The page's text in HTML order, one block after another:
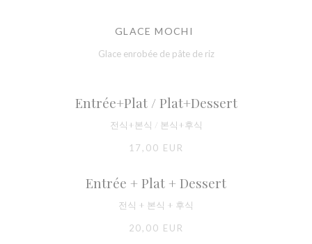
GLACE MOCHI
Glace enrobée de pâte de riz
Entrée+Plat / Plat+Dessert
전식+본식 / 본식+후식
17,00 EUR
Entrée + Plat + Dessert
전식 + 본식 + 후식
20,00 EUR